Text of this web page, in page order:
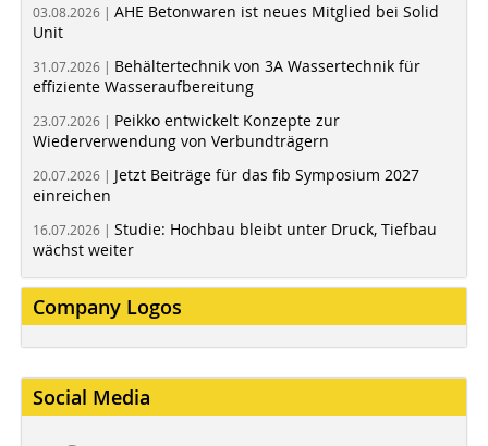
03.08.2026 | AHE Betonwaren ist neues Mitglied bei Solid
Unit
31.07.2026 | Behältertechnik von 3A Wassertechnik für
effiziente Wasseraufbereitung
23.07.2026 | Peikko entwickelt Konzepte zur
Wiederverwendung von Verbundträgern
20.07.2026 | Jetzt Beiträge für das fib Symposium 2027
einreichen
16.07.2026 | Studie: Hochbau bleibt unter Druck, Tiefbau
wächst weiter
Company Logos
Social Media